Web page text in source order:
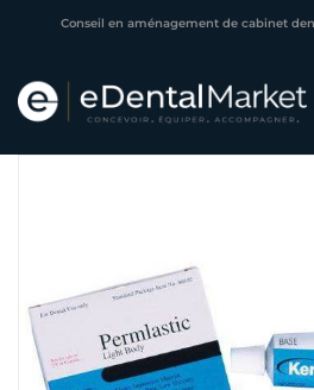
Conseil en aménagement de cabinet